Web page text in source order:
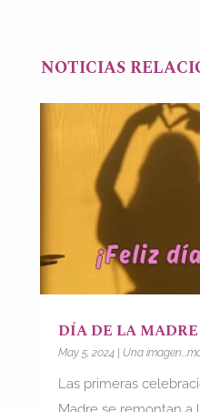
NOTICIAS
DÍA DE LA MADRE
May 5, 2024| Una
Las primeras